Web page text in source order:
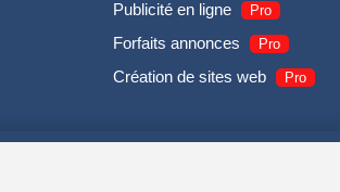
Publicité en ligne
Pro
Forfaits annonces Pro
Création de sites web Pro